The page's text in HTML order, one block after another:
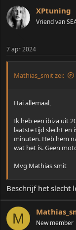
XPtuning
Vriend van
7 apr 2024
Mathias_smit zei:
Hai allemaal,
Ik heb een ibiza uit
laatste tijd slecht en
minuten. Heb hem
wat het is. Geen
Mvg Mathias smit
Beschrijf het slecht
M New member